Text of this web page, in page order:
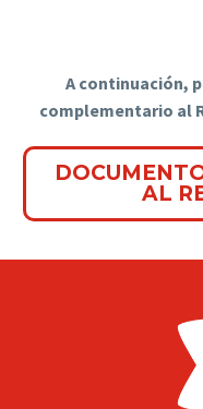
A continuación,
complementario al
AL